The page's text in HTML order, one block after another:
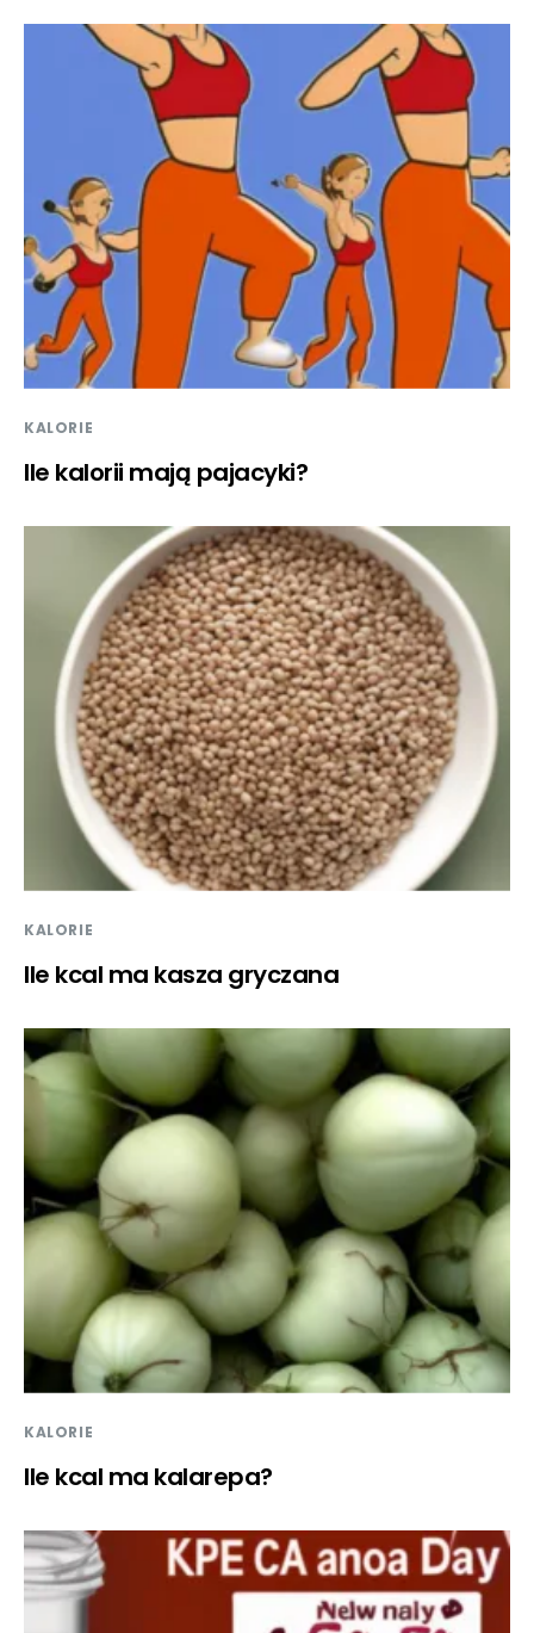
KALORIE
Ile kalorii mają pajacyki?
KALORIE
Ile kcal ma kasza gryczana
KALORIE
Ile kcal ma kalarepa?